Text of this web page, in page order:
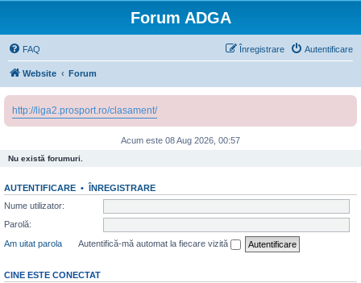
Forum ADGA
FAQ Autentificare
Înregistrare
Website Forum
http://liga2.prosport.ro/clasament/
Acum este 08 Aug 2026, 00:57
Nu există forumuri.
AUTENTIFICARE • ÎNREGISTRARE
Nume utilizator:
Parolă:
Am uitat parola
Autentifică-mă automat la fiecare vizită
CINE ESTE CONECTAT